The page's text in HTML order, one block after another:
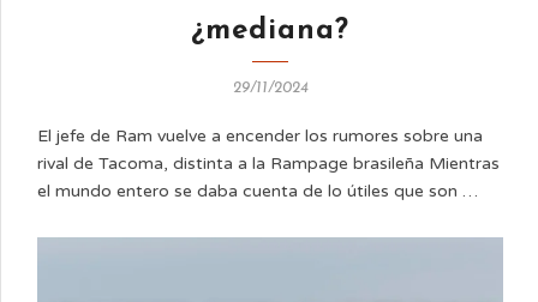
¿mediana?
29/11/2024
El jefe de Ram vuelve a encender los rumores sobre una
rival de Tacoma, distinta a la Rampage brasileña Mientras
el mundo entero se daba cuenta de lo útiles que son …